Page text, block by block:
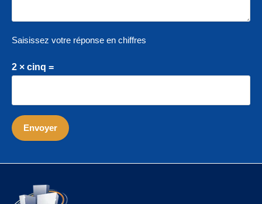
Saisissez votre réponse en chiffres
2 × cinq =